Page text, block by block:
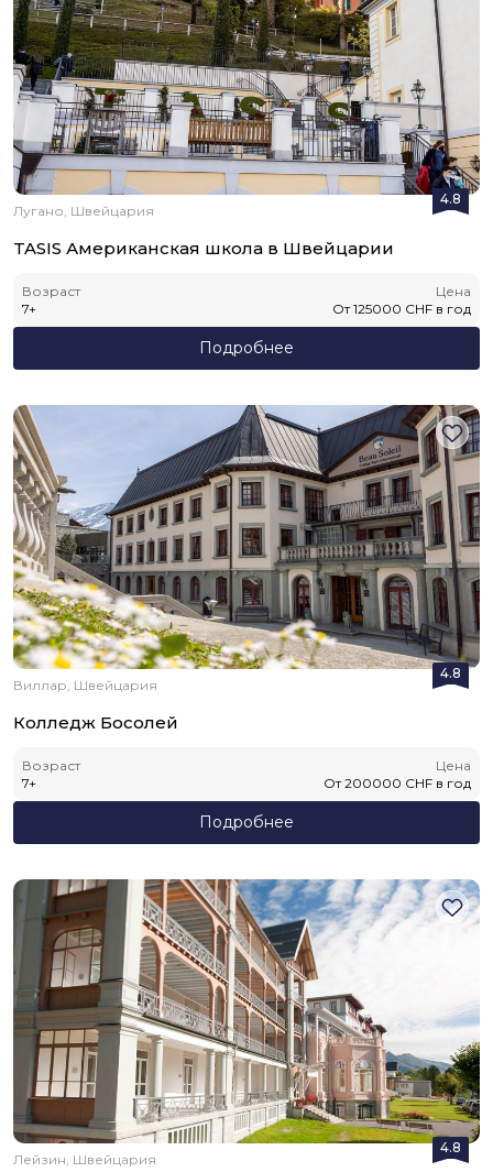
4.8
Лугано, Швейцария
TASIS Американская школа в Швейцарии
Возраст
7+
Цена
От 125000 CHF в год
Подробнее
4.8
Виллар, Швейцария
Колледж Босолей
Возраст
7+
Цена
От 200000 CHF в год
Подробнее
4.8
Лейзин, Швейцария